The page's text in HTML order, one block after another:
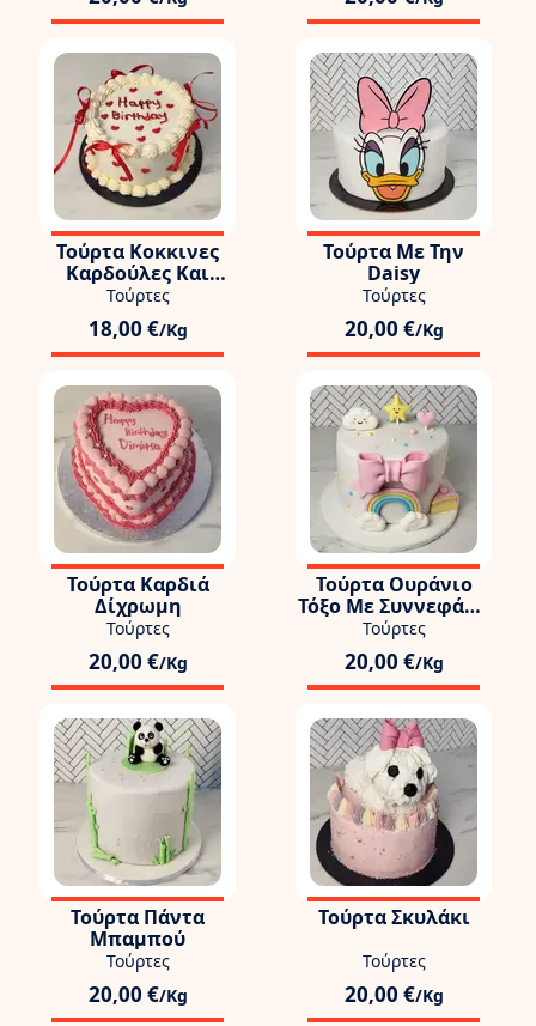
Τούρτα Κοκκινες
Καρδούλες Και
Φιογκάκια
Τούρτες
18,00 €/Kg
Τούρτα Με Την
Daisy
Τούρτες
20,00 €/Kg
Τούρτα Καρδιά
Δίχρωμη
Τούρτες
20,00 €/Kg
Τούρτα Ουράνιο
Τόξο Με Συννεφάκι,
Αστεράκι &
Φιογκάκι
Τούρτες
20,00 €/Kg
Τούρτα Πάντα
Μπαμπού
Τούρτες
20,00 €/Kg
Τούρτα Σκυλάκι
Τούρτες
20,00 €/Kg